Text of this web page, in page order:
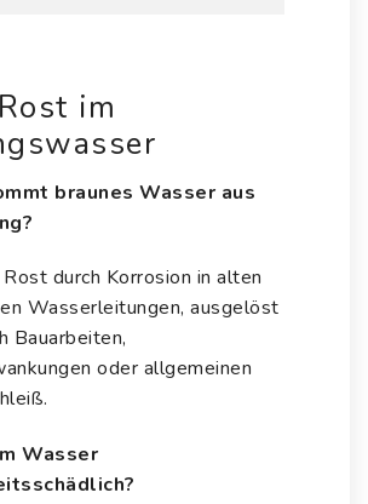
im
braunes Wasser aus
durch Korrosion in alten
Wasserleitungen, ausgelöst
Bauarbeiten,
oder allgemeinen
Wasser